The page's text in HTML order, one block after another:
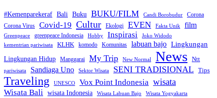
#Kemenparekeraf Bali Buku BUKU/FILM Candi Borobudur
Corona
Corona Virus
Covid-19 Cultur Ekologi EVEN Fakta Unik film
Greenpeace greenpeace Indonesia Hobby Inspirasi Joko Widodo
kementrian pariwisata KLHK komodo Komunitas labuan bajo Lingkungan
Lingkungan Hidup
Manggarai My Trip New Normal News Ntt
pariwisata Sandiaga Uno Sektor Wisata SENI TRADISIONAL Tips
Traveling UNESCO Vox Point Indonesia wisata
Wisata Bali wisata Indonesia Wisata Labuan Bajo
Wisata Yogyakarta